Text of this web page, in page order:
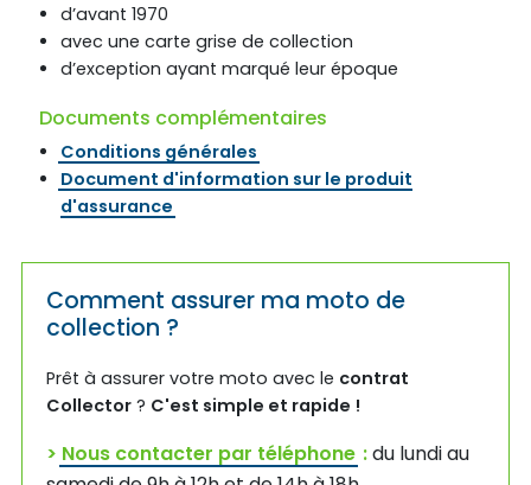
d’avant 1970
avec une carte grise de collection
d’exception ayant marqué leur époque
Documents complémentaires
Conditions générales
Document d'information sur le produit
d'assurance
Comment assurer ma moto de
collection ?
Prêt à assurer votre moto avec le contrat
Collector ? C'est simple et rapide !
> Nous contacter par téléphone :du lundi au